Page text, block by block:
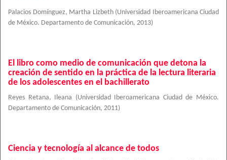
Palacios Domínguez, Martha Lizbeth (Universidad Iberoamericana Ciudad
de México. Departamento de Comunicación, 2013)
El libro como medio de comunicación que detona la
creación de sentido en la práctica de la lectura literaria
de los adolescentes en el bachillerato
Reyes Retana, Ileana (Universidad Iberoamericana Ciudad de México.
Departamento de Comunicación, 2011)
Ciencia y tecnología al alcance de todos